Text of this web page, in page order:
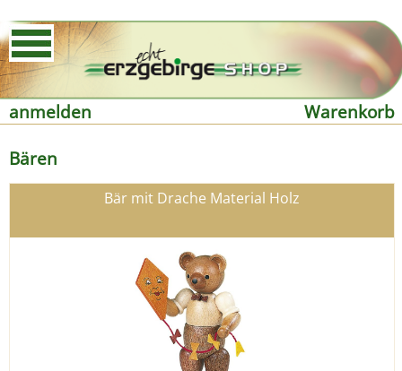
anmelden
Warenkorb
Bären
Bär mit Drache Material Holz